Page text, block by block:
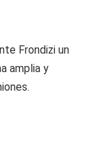
Frondizi un
amplia y